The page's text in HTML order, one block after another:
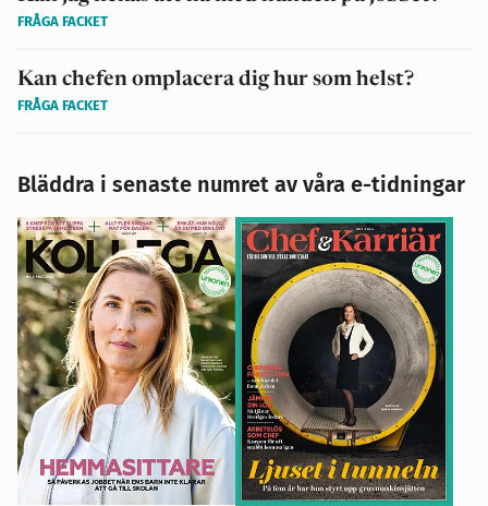
FRÅGA FACKET
Kan chefen omplacera dig hur som helst?
FRÅGA FACKET
Bläddra i senaste numret av våra e-tidningar